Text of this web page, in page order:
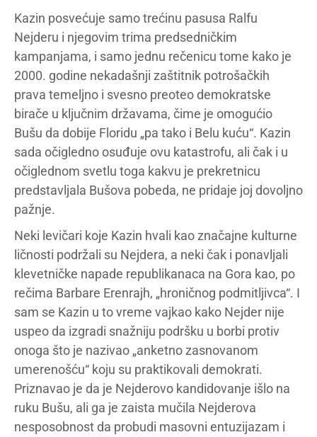
Kazin posvećuje samo trećinu pasusa Ralfu
Nejderu i njegovim trima predsedničkim
kampanjama, i samo jednu rečenicu tome kako je
2000. godine nekadašnji zaštitnik potrošačkih
prava temeljno i svesno preoteo demokratske
birače u ključnim državama, čime je omogućio
Bušu da dobije Floridu „pa tako i Belu kuću“. Kazin
sada očigledno osuđuje ovu katastrofu, ali čak i u
očiglednom svetlu toga kakvu je prekretnicu
predstavljala Bušova pobeda, ne pridaje joj dovoljno
pažnje.
Neki levičari koje Kazin hvali kao značajne kulturne
ličnosti podržali su Nejdera, a neki čak i ponavljali
klevetničke napade republikanaca na Gora kao, po
rečima Barbare Erenrajh, „hroničnog podmitljivca“. I
sam se Kazin u to vreme vajkao kako Nejder nije
uspeo da izgradi snažniju podršku u borbi protiv
onoga što je nazivao „anketno zasnovanom
umerenošću“ koju su praktikovali demokrati.
Priznavao je da je Nejderovo kandidovanje išlo na
ruku Bušu, ali ga je zaista mučila Nejderova
nesposobnost da probudi masovni entuzijazam i